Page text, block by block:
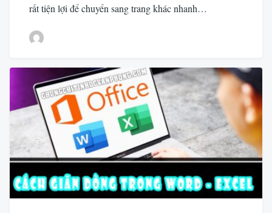
rất tiện lợi để chuyển sang trang khác nhanh…